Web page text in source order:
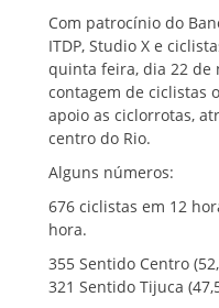
Com patrocínio do
ITDP, Studio X e
quinta feira, dia 22 de
contagem de ciclistas
apoio as ciclorrotas,
centro do Rio.
Alguns números:
676 ciclistas em 12
hora.
355 Sentido Centro
321 Sentido Tijuca